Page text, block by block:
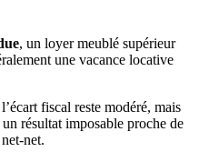
, un loyer meublé supérieur
une vacance locative
fiscal reste modéré, mais
résultat imposable proche de
net.